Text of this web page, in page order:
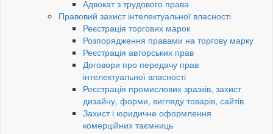
Адвокат з трудового права
Правовий захист інтелектуальної власності
Реєстрація торгових марок
Розпорядження правами на торгову марку
Реєстрація авторських прав
Договори про передачу прав
інтелектуальної власності
Реєстрація промислових зразків, захист
дизайну, форми, вигляду товарів, сайтів
Захист і юридичне оформлення
комерційних таємниць